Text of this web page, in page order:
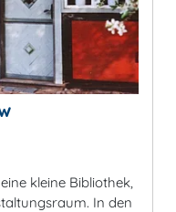
kleine Bibliothek,
In den